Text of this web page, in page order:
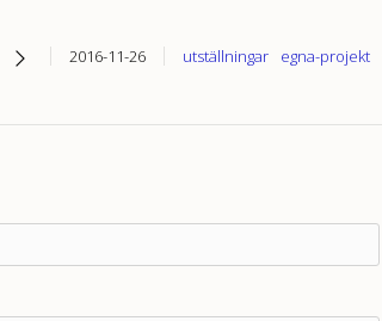
2016-11-26 utställningar egna-projekt